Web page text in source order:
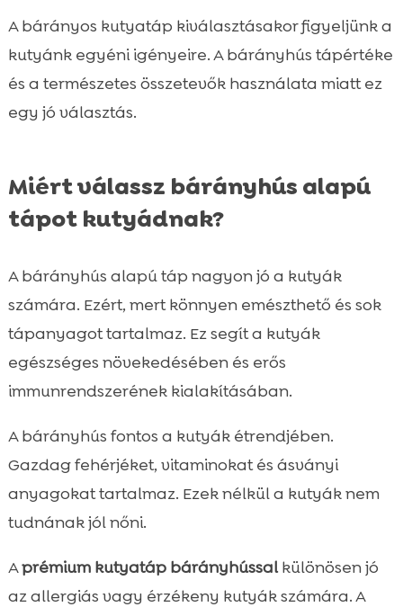
A bárányos kutyatáp kiválasztásakor figyeljünk a
kutyánk egyéni igényeire. A bárányhús tápértéke
és a természetes összetevők használata miatt ez
egy jó választás.
Miért válassz bárányhús alapú
tápot kutyádnak?
A bárányhús alapú táp nagyon jó a kutyák
számára. Ezért, mert könnyen emészthető és sok
tápanyagot tartalmaz. Ez segít a kutyák
egészséges növekedésében és erős
immunrendszerének kialakításában.
A bárányhús fontos a kutyák étrendjében.
Gazdag fehérjéket, vitaminokat és ásványi
anyagokat tartalmaz. Ezek nélkül a kutyák nem
tudnának jól nőni.
Aprémium kutyatáp bárányhússalkülönösen jó
az allergiás vagy érzékeny kutyák számára. A